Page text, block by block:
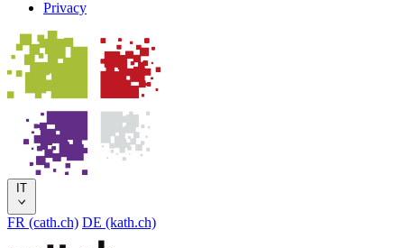
Privacy
IT
FR (cath.ch) DE (kath.ch)